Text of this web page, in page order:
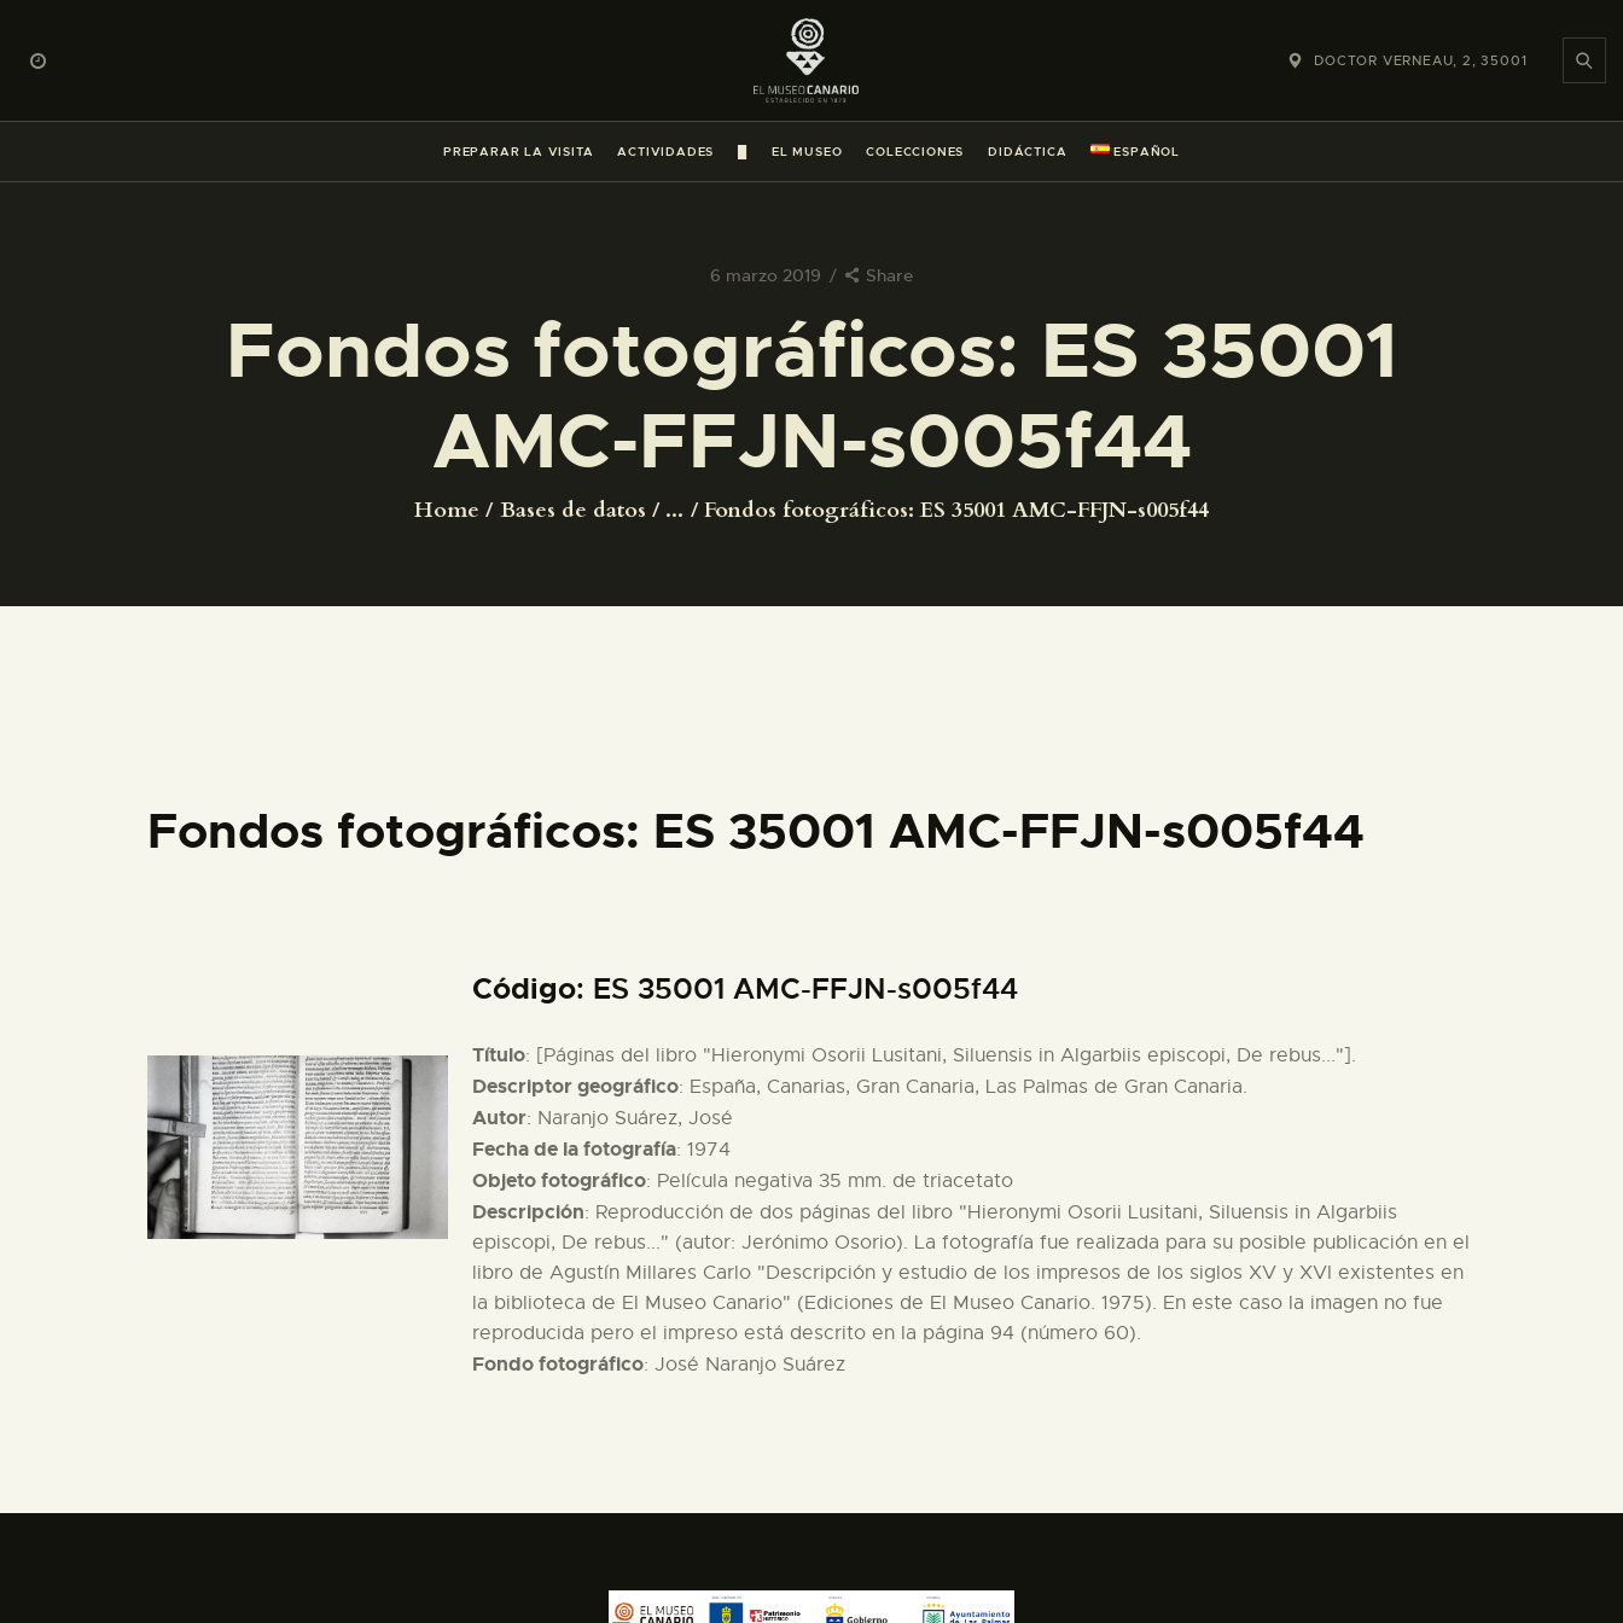
DOCTOR VERNEAU, 2, 35001
PREPARAR LA VISITA ACTIVIDADES EL MUSEO COLECCIONES DIDÁCTICA ESPAÑOL
6 marzo 2019 Share
Fondos fotográficos: ES 35001
AMC-FFJN-s005f44
Home Bases de datos ... Fondos fotográficos: ES 35001 AMC-FFJN-s005f44
PREPARAR LA VISITA
ACTIVIDADES
█
COLECCIONES
DIDÁCTICA
ESPAÑOL
Fondos fotográficos: ES 35001 AMC-FFJN-s005f44
Código: ES 35001 AMC-FFJN-s005f44
Título: [Páginas del libro "Hieronymi Osorii Lusitani, Siluensis in Algarbiis episcopi, De rebus..."].
Descriptor geográfico: España, Canarias, Gran Canaria, Las Palmas de Gran Canaria.
Autor: Naranjo Suárez, José
Fecha de la fotografía: 1974
Objeto fotográfico: Película negativa 35 mm. de triacetato
Descripción: Reproducción de dos páginas del libro "Hieronymi Osorii Lusitani, Siluensis in Algarbiis
episcopi, De rebus..." (autor: Jerónimo Osorio). La fotografía fue realizada para su posible publicación en el
libro de Agustín Millares Carlo "Descripción y estudio de los impresos de los siglos XV y XVI existentes en
la biblioteca de El Museo Canario" (Ediciones de El Museo Canario. 1975). En este caso la imagen no fue
reproducida pero el impreso está descrito en la página 94 (número 60).
Fondo fotográfico: José Naranjo Suárez